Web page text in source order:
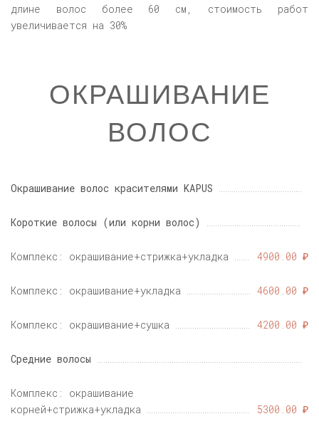
длине волос более 60 см, стоимость работ
увеличивается на 30%
ОКРАШИВАНИЕ
ВОЛОС
Окрашивание волос красителями KAPUS
Короткие волосы (или корни волос)
Комплекс: окрашивание+стрижка+укладка 4900.00 ₽
Комплекс: окрашивание+укладка 4600.00 ₽
Комплекс: окрашивание+сушка 4200.00 ₽
Средние волосы
Комплекс: окрашивание
корней+стрижка+укладка
5300.00 ₽